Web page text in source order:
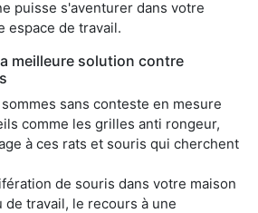
puisse s'aventurer dans votre
espace de travail.
meilleure solution contre
sans conteste en mesure
comme les grilles anti rongeur,
à ces rats et souris qui cherchent
de souris dans votre maison
travail, le recours à une